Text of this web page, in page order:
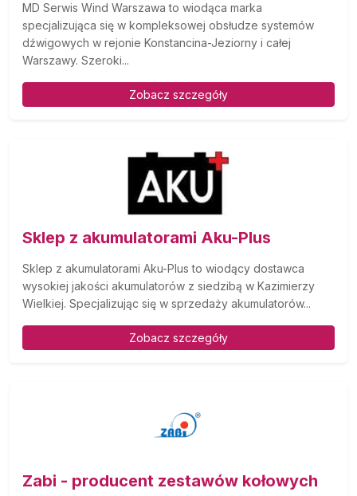
MD Serwis Wind Warszawa to wiodąca marka
specjalizująca się w kompleksowej obsłudze systemów
dźwigowych w rejonie Konstancina-Jeziorny i całej
Warszawy. Szeroki...
Zobacz szczegóły
Sklep z akumulatorami Aku-Plus
Sklep z akumulatorami Aku-Plus to wiodący dostawca
wysokiej jakości akumulatorów z siedzibą w Kazimierzy
Wielkiej. Specjalizując się w sprzedaży akumulatorów...
Zobacz szczegóły
Zabi - producent zestawów kołowych